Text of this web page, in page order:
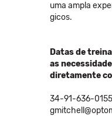
uma ampla
gicos.
Datas de
as
diretamente
34-91-636-0155